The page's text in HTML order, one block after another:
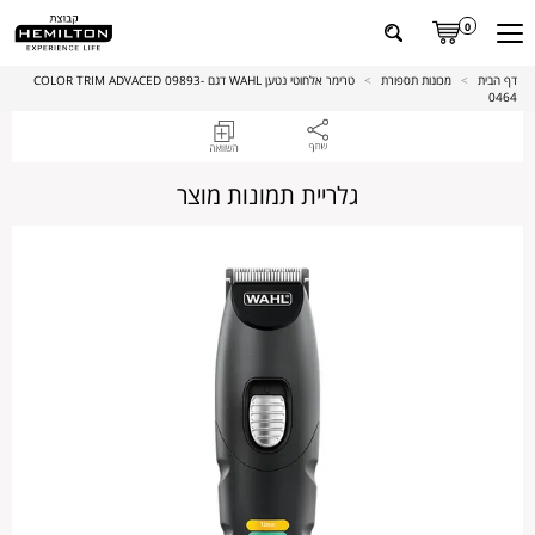
0
דף הבית > מכונות תספורת >
טרימר אלחוטי נטען WAHL דגם COLOR TRIM ADVACED 09893-
0464
גלריית תמונות מוצר